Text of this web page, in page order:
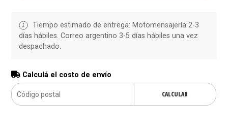
Tiempo estimado de entrega: Motomensajería 2-3
días hábiles. Correo argentino 3-5 días hábiles una vez
despachado.
Calculá el costo de envío
CALCULAR